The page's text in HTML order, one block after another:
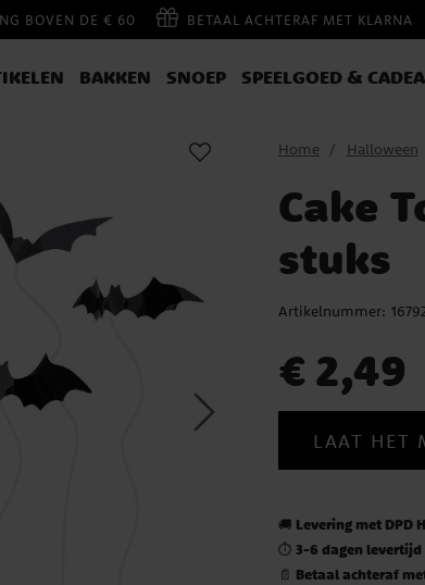
BOVEN DE € 60 BETAAL ACHTERAF MET KLARNA
BAKKEN SNOEP SPEELGOED &
Home Halloween
Cake
stuks
Artikelnummer:
€ 2,49
LAAT HET
🚚 Levering met DPD
⏱️3-6 dagen levertijd
📄 Betaal achteraf